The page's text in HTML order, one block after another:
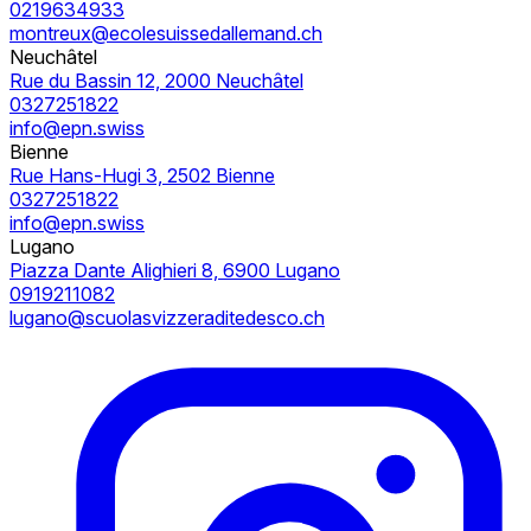
0219634933
montreux@ecolesuissedallemand.ch
Neuchâtel
Rue du Bassin 12, 2000 Neuchâtel
0327251822
info@epn.swiss
Bienne
Rue Hans-Hugi 3, 2502 Bienne
0327251822
info@epn.swiss
Lugano
Piazza Dante Alighieri 8, 6900 Lugano
0919211082
lugano@scuolasvizzeraditedesco.ch